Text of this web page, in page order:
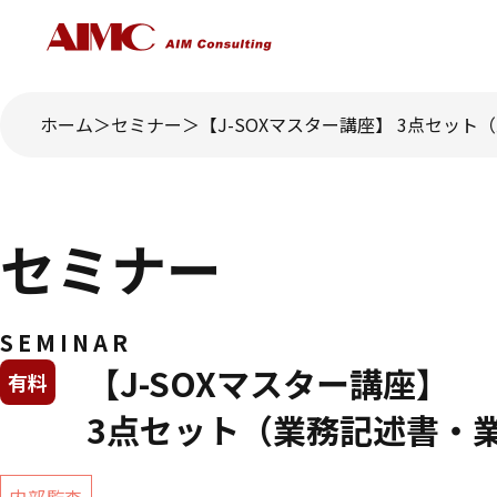
ホーム セミナー 【J-SOXマスター講座】 3点セット
セミナー
SEMINAR
【J-SOXマスター講座】
3点セット（業務記述書・
有料